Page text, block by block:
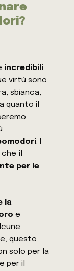
incredibili
virtù sono
sbianca,
quanto il
. I
che il
per le
la
e
questo
solo per la
per il